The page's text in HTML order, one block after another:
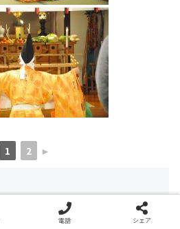
1 2 ►
電話 シェア